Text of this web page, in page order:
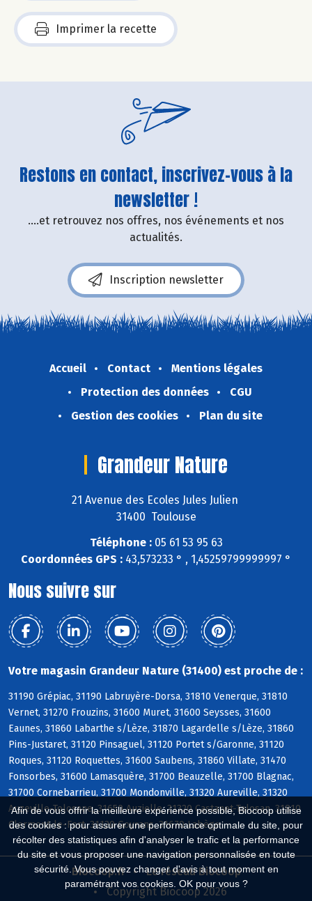
Afin de vous offrir la meilleure expérience possible, Biocoop utilise
des cookies : pour assurer une performance optimale du site, pour
récolter des statistiques afin d'analyser le trafic et la performance
du site et vous proposer une navigation personnalisée en toute
sécurité. Vous pouvez changer d'avis à tout moment en
paramétrant vos cookies. OK pour vous ?
Imprimer la recette
Restons en contact, inscrivez-vous à la
newsletter !
....et retrouvez nos offres, nos événements et nos
actualités.
Inscription newsletter
Accueil Contact
Mentions légales
Protection des données
CGU
Gestion des cookies
Plan du site
Grandeur Nature
21 Avenue des Ecoles Jules Julien
31400 Toulouse
Téléphone :05 61 53 95 63
Coordonnées GPS : 43,573233 ° , 1,45259799999997 °
Nous suivre sur
Votre magasin Grandeur Nature (31400) est proche de :
31190 Grépiac, 31190 Labruyère-Dorsa, 31810 Venerque, 31810
Vernet, 31270 Frouzins, 31600 Muret, 31600 Seysses, 31600
Eaunes, 31860 Labarthe s/Lèze, 31870 Lagardelle s/Lèze, 31860
Pins-Justaret, 31120 Pinsaguel, 31120 Portet s/Garonne, 31120
Roques, 31120 Roquettes, 31600 Saubens, 31860 Villate, 31470
Fonsorbes, 31600 Lamasquère, 31700 Beauzelle, 31700 Blagnac,
31700 Cornebarrieu, 31700 Mondonville, 31320 Aureville, 31320
Auzeville-Tolosane, 31650 Auzielle, 31320 Castanet-Tolosan, 31810
Clermont-le-Fort, 31120 Goyrans, 31670 Labège
Biocoop.fr
Le réseau Biocoop
Copyright Biocoop 2026